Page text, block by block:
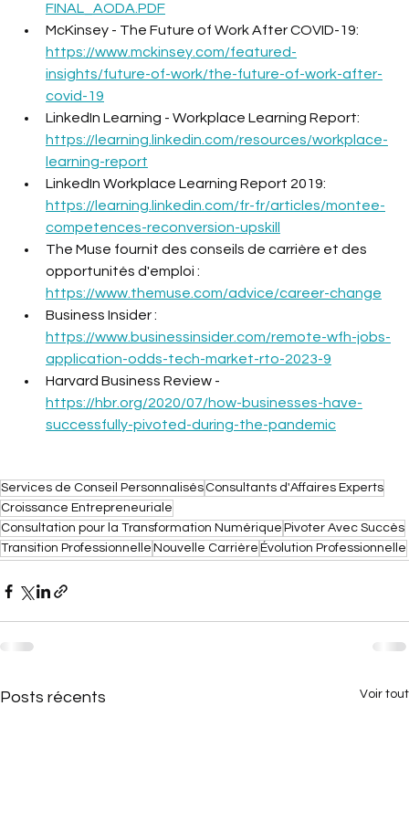
FINAL_AODA.PDF
McKinsey - The Future of Work After COVID-19:
https://www.mckinsey.com/featured-
insights/future-of-work/the-future-of-work-after-
covid-19
LinkedIn Learning - Workplace Learning Report:
https://learning.linkedin.com/resources/workplace-
learning-report
LinkedIn Workplace Learning Report 2019:
https://learning.linkedin.com/fr-fr/articles/montee-
competences-reconversion-upskill
The Muse fournit des conseils de carrière et des
opportunités d'emploi :
https://www.themuse.com/advice/career-change
Business Insider :
https://www.businessinsider.com/remote-wfh-jobs-
application-odds-tech-market-rto-2023-9
Harvard Business Review -
https://hbr.org/2020/07/how-businesses-have-
successfully-pivoted-during-the-pandemic
Services de Conseil Personnalisés Consultants d'Affaires Experts
Croissance Entrepreneuriale
Consultation pour la Transformation Numérique Pivoter Avec Succès
Transition Professionnelle Nouvelle Carrière Évolution Professionnelle
Posts récents Voir tout